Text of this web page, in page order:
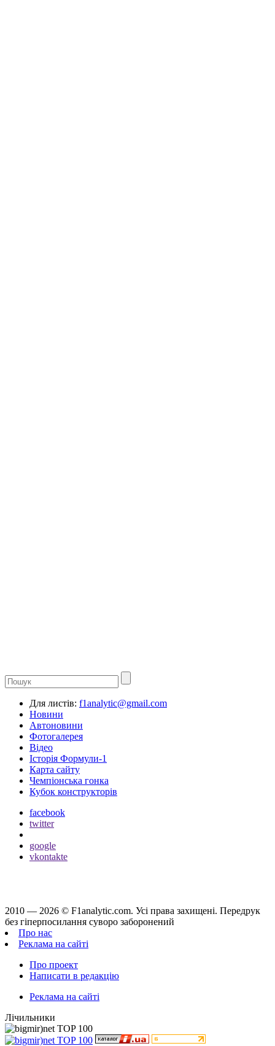
Для листів: f1analytic@gmail.com
Новини
Автоновини
Фотогалерея
Відео
Історія Формули-1
Карта сайту
Чемпіонська гонка
Кубок конструкторів
facebook
twitter
google
vkontakte
2010 — 2026 © F1analytic.com. Усi права захищенi. Передрук
без гіперпосилання суворо заборонений
Про нас
Реклама на сайті
Про проект
Написати в редакцію
Реклама на сайті
Лічильники